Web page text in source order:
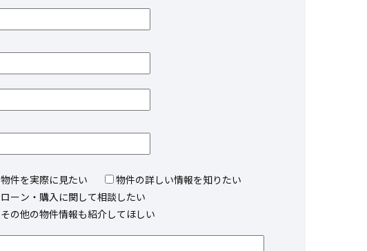
物件を実際に見たい
物件の詳しい情報を知りたい
ローン・購入に関して相談したい
その他の物件情報も紹介してほしい